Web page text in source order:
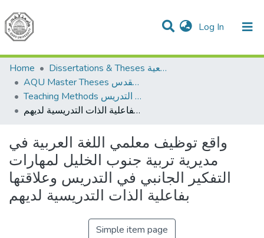
Log In (current)
Communities & Collections
All of DSpace
Home
Dissertations & Theses الرسائل الجامعية
AQU Master Theses الرسائل الجامعية الخاصة بجامعة القدس
Teaching Methods أساليب التدريس
واقع توظيف معلمي اللغة العربية في مديرية تربية جنوب الخليل لمهارات التفكير الجانبي في التدريس وعلاقتها بفاعلية الذات التدريسية لديهم
واقع توظيف معلمي اللغة العربية في
مديرية تربية جنوب الخليل لمهارات
التفكير الجانبي في التدريس وعلاقتها
بفاعلية الذات التدريسية لديهم
Simple item page